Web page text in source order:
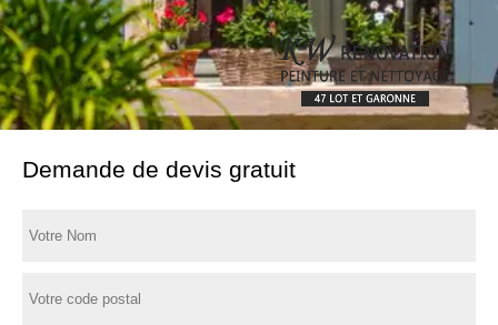
Demande de devis gratuit